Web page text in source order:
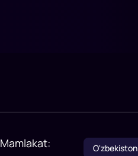
Mamlakat: O'zbekiston